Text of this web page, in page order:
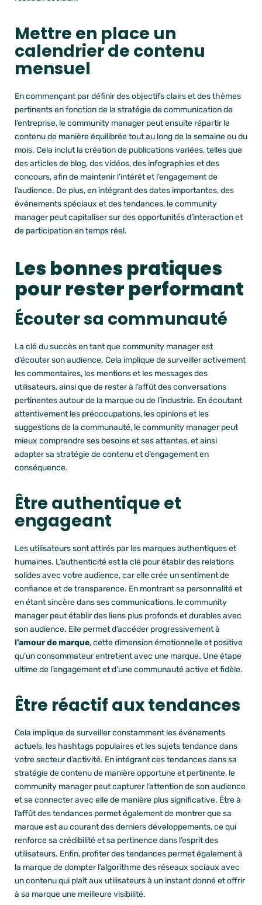
Mettre en place un
calendrier de contenu
mensuel
En commençant par définir des objectifs clairs et des thèmes
pertinents en fonction de la stratégie de communication de
l’entreprise, le community manager peut ensuite répartir le
contenu de manière équilibrée tout au long de la semaine ou du
mois. Cela inclut la création de publications variées, telles que
des articles de blog, des vidéos, des infographies et des
concours, afin de maintenir l’intérêt et l’engagement de
l’audience. De plus, en intégrant des dates importantes, des
événements spéciaux et des tendances, le community
manager peut capitaliser sur des opportunités d’interaction et
de participation en temps réel.
Les bonnes pratiques
pour rester performant
Écouter sa communauté
La clé du succès en tant que community manager est
d’écouter son audience. Cela implique de surveiller activement
les commentaires, les mentions et les messages des
utilisateurs, ainsi que de rester à l’affût des conversations
pertinentes autour de la marque ou de l’industrie. En écoutant
attentivement les préoccupations, les opinions et les
suggestions de la communauté, le community manager peut
mieux comprendre ses besoins et ses attentes, et ainsi
adapter sa stratégie de contenu et d’engagement en
conséquence.
Être authentique et
engageant
Les utilisateurs sont attirés par les marques authentiques et
humaines. L’authenticité est la clé pour établir des relations
solides avec votre audience, car elle crée un sentiment de
confiance et de transparence. En montrant sa personnalité et
en étant sincère dans ses communications, le community
manager peut établir des liens plus profonds et durables avec
son audience. Elle permet d’accéder progressivement à
l’amour de marque, cette dimension émotionnelle et positive
qu’un consommateur entretient avec une marque. Une étape
ultime de l’engagement et d’une communauté active et fidèle.
Être réactif aux tendances
Cela implique de surveiller constamment les événements
actuels, les hashtags populaires et les sujets tendance dans
votre secteur d’activité. En intégrant ces tendances dans sa
stratégie de contenu de manière opportune et pertinente, le
community manager peut capturer l’attention de son audience
et se connecter avec elle de manière plus significative. Être à
l’affût des tendances permet également de montrer que sa
marque est au courant des derniers développements, ce qui
renforce sa crédibilité et sa pertinence dans l’esprit des
utilisateurs. Enfin, profiter des tendances permet également à
la marque de dompter l’algorithme des réseaux sociaux avec
un contenu qui plaît aux utilisateurs à un instant donné et offrir
à sa marque une meilleure visibilité.